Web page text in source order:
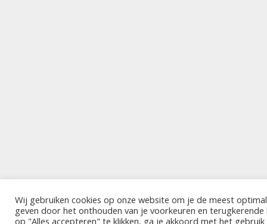
Wij gebruiken cookies op onze website om je de meest
geven door het onthouden van je voorkeuren en terugkerende
op "Alles accepteren" te klikken, ga je akkoord met het gebruik